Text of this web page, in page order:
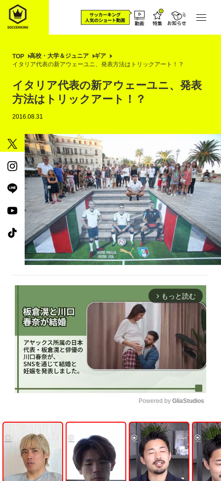
TOP 高校・大学＆ジュニア
ギア
イタリア代表の新アウェーユニ、発表方法はトリックアート！？
イタリア代表の新アウェーユニ、発表
方法はトリックアート！？
2016.08.31
arrow_forward_ios もっと読む
U
n
m
u
t
e
Powered by GliaStudios